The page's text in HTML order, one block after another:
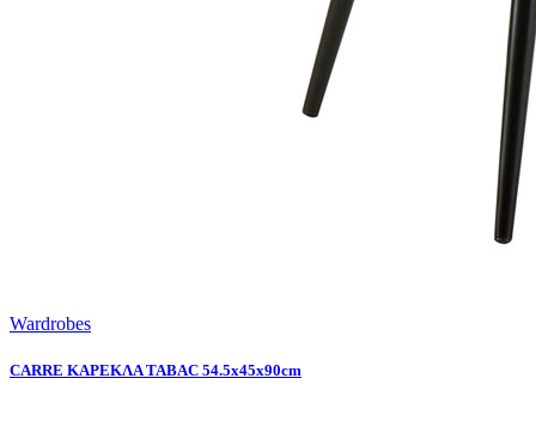
Wardrobes
CARRE ΚΑΡΕΚΛΑ TABAC 54.5x45x90cm